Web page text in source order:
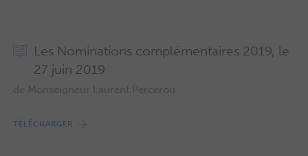
Les Nominations complémentaires 2019, le
27 juin 2019
de Monseigneur Laurent Percerou
TÉLÉCHARGER